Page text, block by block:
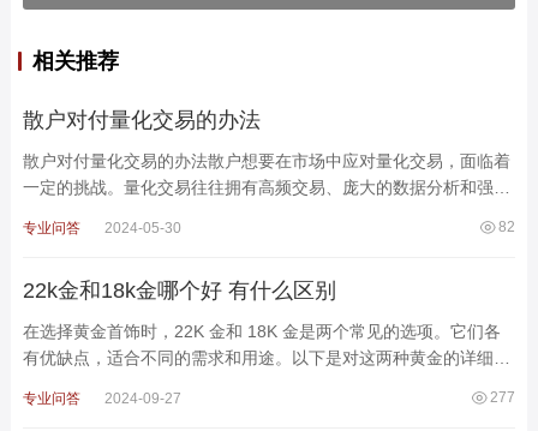
相关推荐
散户对付量化交易的办法
散户对付量化交易的办法散户想要在市场中应对量化交易，面临着
一定的挑战。量化交易往往拥有高频交易、庞大的数据分析和强大
82
专业问答 2024-05-30
22k金和18k金哪个好 有什么区别
在选择黄金首饰时，22K 金和 18K 金是两个常见的选项。它们各
有优缺点，适合不同的需求和用途。以下是对这两种黄金的详细比
277
专业问答 2024-09-27